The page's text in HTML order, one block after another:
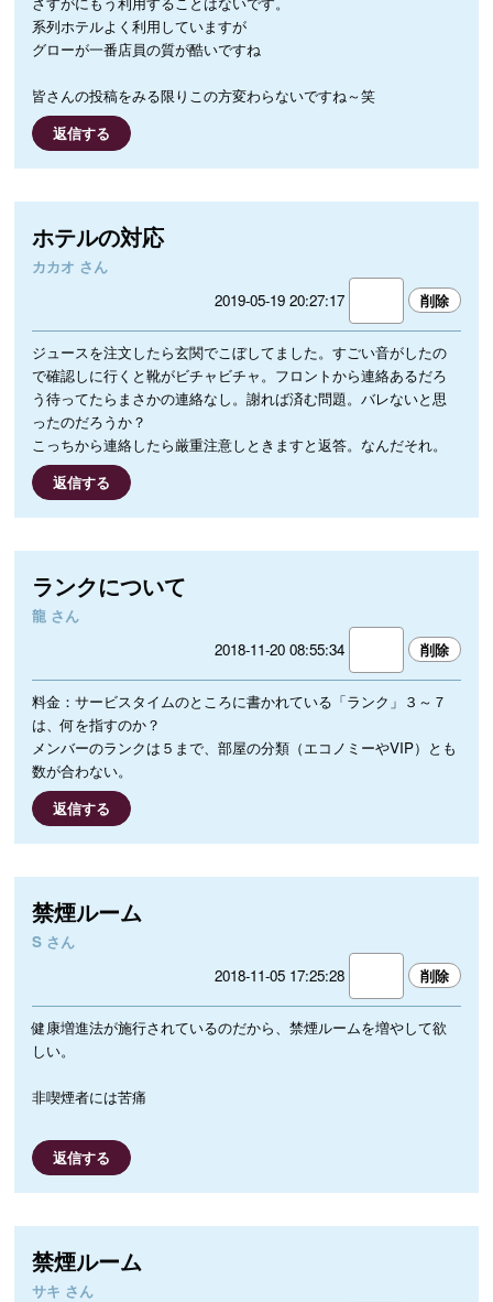
系列ホテルよく利用していますが
グローが一番店員の質が酷いですね
皆さんの投稿をみる限りこの方変わらないですね～笑
返信する
ホテルの対応
カカオ さん
2019-05-19 20:27:17
ジュースを注文したら玄関でこぼしてました。すごい音がしたの
で確認しに行くと靴がビチャビチャ。フロントから連絡あるだろ
う待ってたらまさかの連絡なし。謝れば済む問題。バレないと思
ったのだろうか？
こっちから連絡したら厳重注意しときますと返答。なんだそれ。
返信する
ランクについて
龍 さん
2018-11-20 08:55:34
料金：サービスタイムのところに書かれている「ランク」３～７
は、何を指すのか？
メンバーのランクは５まで、部屋の分類（エコノミーやVIP）とも
数が合わない。
返信する
禁煙ルーム
S さん
2018-11-05 17:25:28
健康増進法が施行されているのだから、禁煙ルームを増やして欲
しい。
非喫煙者には苦痛
返信する
禁煙ルーム
サキ さん